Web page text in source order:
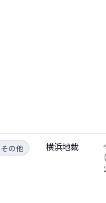
その他 横浜地裁